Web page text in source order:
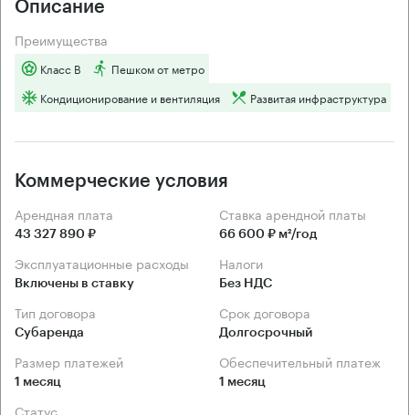
Описание
Преимущества
Класс B
Пешком от метро
Кондиционирование и вентиляция
Развитая инфраструктура
Коммерческие условия
Арендная плата
43 327 890 ₽
Ставка арендной платы
66 600 ₽ м²/год
Эксплуатационные расходы
Включены в ставку
Налоги
Без НДС
Тип договора
Субаренда
Срок договора
Долгосрочный
Размер платежей
1 месяц
Обеспечительный платеж
1 месяц
Статус